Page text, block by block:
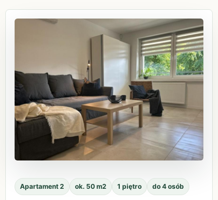
Apartament 2 ok. 50 m2 1 piętro do 4 osób